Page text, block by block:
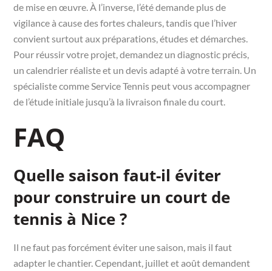
de mise en œuvre. À l’inverse, l’été demande plus de
vigilance à cause des fortes chaleurs, tandis que l’hiver
convient surtout aux préparations, études et démarches.
Pour réussir votre projet, demandez un diagnostic précis,
un calendrier réaliste et un devis adapté à votre terrain. Un
spécialiste comme Service Tennis peut vous accompagner
de l’étude initiale jusqu’à la livraison finale du court.
FAQ
Quelle saison faut-il éviter
pour construire un court de
tennis à Nice ?
Il ne faut pas forcément éviter une saison, mais il faut
adapter le chantier. Cependant, juillet et août demandent